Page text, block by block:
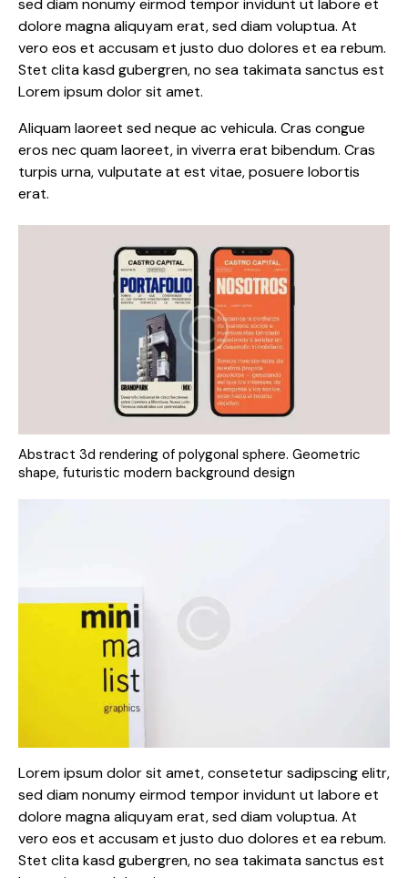
sed diam nonumy eirmod tempor invidunt ut labore et
dolore magna aliquyam erat, sed diam voluptua. At
vero eos et accusam et justo duo dolores et ea rebum.
Stet clita kasd gubergren, no sea takimata sanctus est
Lorem ipsum dolor sit amet.
Aliquam laoreet sed neque ac vehicula. Cras congue
eros nec quam laoreet, in viverra erat bibendum. Cras
turpis urna, vulputate at est vitae, posuere lobortis
erat.
Abstract 3d rendering of polygonal sphere. Geometric
shape, futuristic modern background design
Lorem ipsum dolor sit amet, consetetur sadipscing elitr,
sed diam nonumy eirmod tempor invidunt ut labore et
dolore magna aliquyam erat, sed diam voluptua. At
vero eos et accusam et justo duo dolores et ea rebum.
Stet clita kasd gubergren, no sea takimata sanctus est